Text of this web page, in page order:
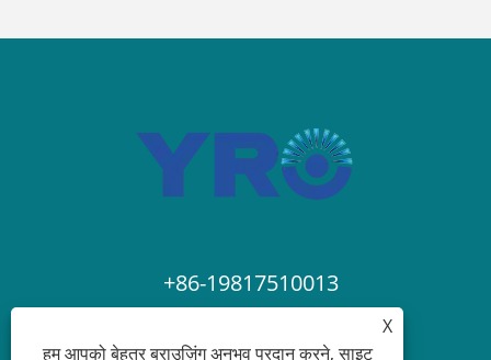
+86-19817510013
X
हम आपको बेहतर ब्राउज़िंग अनुभव प्रदान करने, साइट